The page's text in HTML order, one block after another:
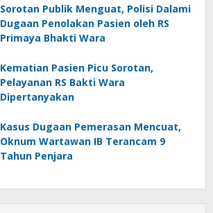
Sorotan Publik Menguat, Polisi Dalami
Dugaan Penolakan Pasien oleh RS
Primaya Bhakti Wara
Kematian Pasien Picu Sorotan,
Pelayanan RS Bakti Wara
Dipertanyakan
Kasus Dugaan Pemerasan Mencuat,
Oknum Wartawan IB Terancam 9
Tahun Penjara